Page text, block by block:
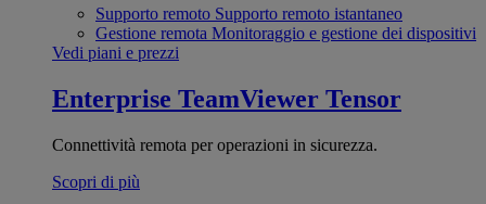
Supporto remoto Supporto remoto istantaneo
Gestione remota Monitoraggio e gestione dei dispositivi
Vedi piani e prezzi
Enterprise TeamViewer Tensor
Connettività remota per operazioni in sicurezza.
Scopri di più